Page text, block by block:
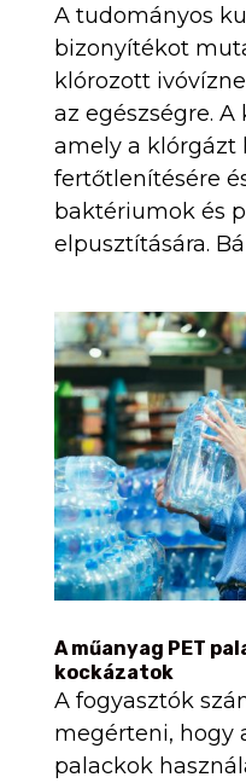
A tudományos
bizonyítékot
klórozott
az egészségre. A
amely a klórgázt
fertőtlenítésére
baktériumok és
elpusztítására.
A műanyag PET
kockázatok
A fogyasztók
megérteni, hogy
palackok